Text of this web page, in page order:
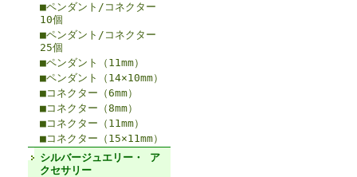
■ペンダント/コネクター
10個
■ペンダント/コネクター
25個
■ペンダント（11mm）
■ペンダント（14×10mm）
■コネクター（6mm）
■コネクター（8mm）
■コネクター（11mm）
■コネクター（15×11mm）
シルバージュエリー・ ア
クセサリー